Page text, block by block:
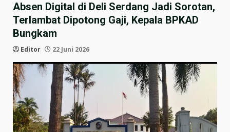
Absen Digital di Deli Serdang Jadi Sorotan,
Terlambat Dipotong Gaji, Kepala BPKAD
Bungkam
Editor 22 Juni 2026